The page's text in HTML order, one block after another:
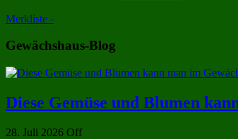
Merkliste -
Gewächshaus-Blog
Diese Gemüse und Blumen
28. Juli 2026 Off